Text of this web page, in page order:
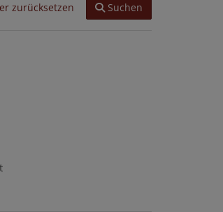
zurücksetzen Suchen